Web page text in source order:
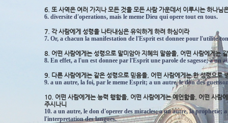
6. 또 사역은 여러 가지나 모든 것을 모든 사람 가운데서 이루시는 하나님
6. diversite d'operations, mais le meme Dieu qui opere tout en tous.
7. 각 사람에게 성령을 나타내심은 유익하게 하려 하심이라
7. Or, a chacun la manifestation de l'Esprit est donnee pour l'utilite
8. 어떤 사람에게는 성령으로 말미암아 지혜의 말씀을, 어떤 사람에게는
8. En effet, a l'un est donnee par l'Esprit une parole de sagesse; a un
9. 다른 사람에게는 같은 성령으로 믿음을, 어떤 사람에게는 한 성령으로
9. a un autre, la foi, par le meme Esprit; a un autre, le don des
10. 어떤 사람에게는 능력 행함을, 어떤 사람에게는 예언함을, 어떤 사람
주시나니
10. a un autre, le don d'operer des miracles; a un autre, la prophetie;
l'interpretation des langues.